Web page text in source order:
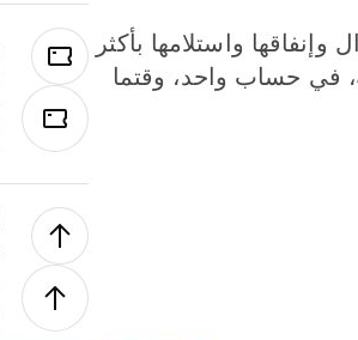
واستلامها بأكثر
في حساب واحد، وقتما